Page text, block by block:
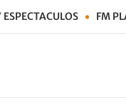
FM